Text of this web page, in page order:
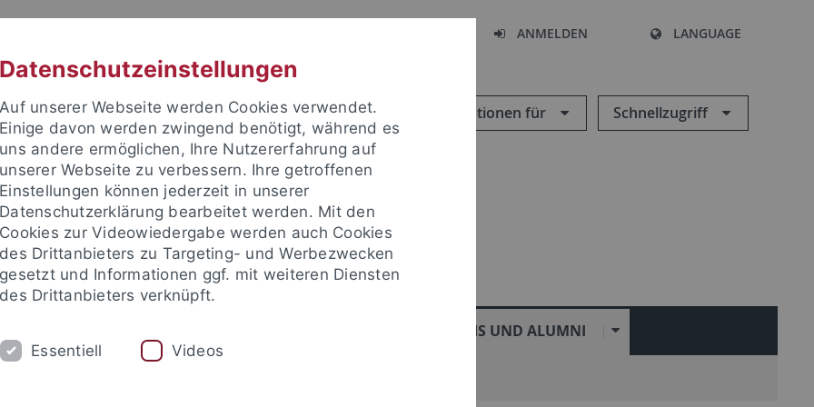
ANMELDEN LANGUAGE
Informationen für Schnellzugriff
Fakultät
PRAXIS UND ALUMNI
Datenschutzeinstellungen
Auf unserer Webseite werden Cookies verwendet.
Einige davon werden zwingend benötigt, während es
uns andere ermöglichen, Ihre Nutzererfahrung auf
unserer Webseite zu verbessern. Ihre getroffenen
Einstellungen können jederzeit in unserer
Datenschutzerklärung bearbeitet werden. Mit den
Cookies zur Videowiedergabe werden auch Cookies
des Drittanbieters zu Targeting- und Werbezwecken
gesetzt und Informationen ggf. mit weiteren Diensten
des Drittanbieters verknüpft.
Essentiell Videos